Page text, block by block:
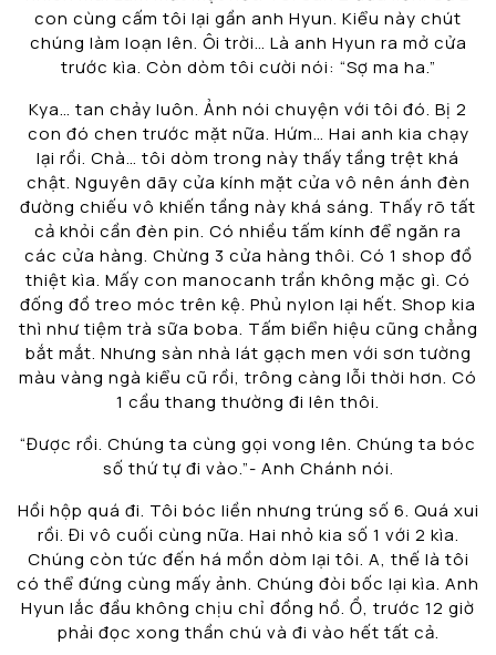
con cùng cấm tôi lại gần anh Hyun. Kiểu này chút
chúng làm loạn lên. Ôi trời… Là anh Hyun ra mở cửa
trước kìa. Còn dòm tôi cười nói: “Sợ ma ha.”
Kya… tan chảy luôn. Ảnh nói chuyện với tôi đó. Bị 2
con đó chen trước mặt nữa. Hứm… Hai anh kia chạy
lại rồi. Chà… tôi dòm trong này thấy tầng trệt khá
chật. Nguyên dãy cửa kính mặt cửa vô nên ánh đèn
đường chiếu vô khiến tầng này khá sáng. Thấy rõ tất
cả khỏi cần đèn pin. Có nhiều tấm kính để ngăn ra
các cửa hàng. Chừng 3 cửa hàng thôi. Có 1 shop đồ
thiệt kìa. Mấy con manocanh trần không mặc gì. Có
đống đồ treo móc trên kệ. Phủ nylon lại hết. Shop kia
thì như tiệm trà sữa boba. Tấm biển hiệu cũng chẳng
bắt mắt. Nhưng sàn nhà lát gạch men với sơn tường
màu vàng ngà kiểu cũ rồi, trông càng lỗi thời hơn. Có
1 cầu thang thường đi lên thôi.
“Được rồi. Chúng ta cùng gọi vong lên. Chúng ta bóc
số thứ tự đi vào.”- Anh Chánh nói.
Hồi hộp quá đi. Tôi bóc liền nhưng trúng số 6. Quá xui
rồi. Đi vô cuối cùng nữa. Hai nhỏ kia số 1 với 2 kìa.
Chúng còn tức đến há mồn dòm lại tôi. A, thế là tôi
có thể đứng cùng mấy ảnh. Chúng đòi bốc lại kìa. Anh
Hyun lắc đầu không chịu chỉ đồng hồ. Ồ, trước 12 giờ
phải đọc xong thần chú và đi vào hết tất cả.